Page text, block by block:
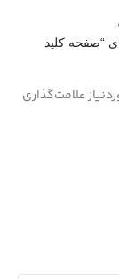
“صفحه کلید
علامت‌گذاری